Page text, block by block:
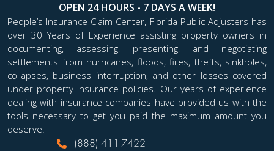
OPEN 24 HOURS - 7 DAYS A WEEK!
People’s Insurance Claim Center, Florida Public Adjusters has
over 30 Years of Experience assisting property owners in
documenting, assessing, presenting, and negotiating
settlements from hurricanes, floods, fires, thefts, sinkholes,
collapses, business interruption, and other losses covered
under property insurance policies. Our years of experience
dealing with insurance companies have provided us with the
tools necessary to get you paid the maximum amount you
deserve!
(888) 411-7422